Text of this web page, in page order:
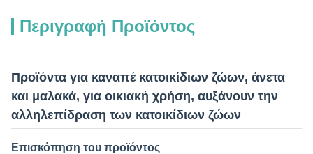
Περιγραφή Προϊόντος
Προϊόντα για καναπέ κατοικίδιων ζώων, άνετα
και μαλακά, για οικιακή χρήση, αυξάνουν την
αλληλεπίδραση των κατοικίδιων ζώων
Επισκόπηση του προϊόντος